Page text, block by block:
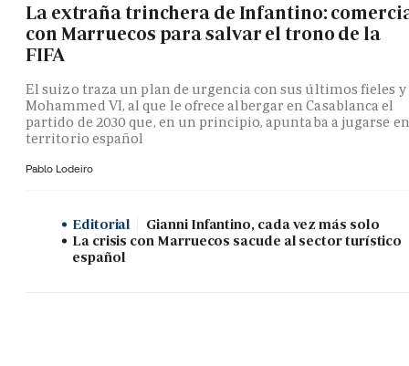
La extraña trinchera de Infantino:
con Marruecos para salvar el trono de la
FIFA
El suizo traza un plan de urgencia con sus últimos fieles y
Mohammed VI, al que le ofrece albergar en Casablanca el
partido de 2030 que, en un principio, apuntaba a jugarse en
territorio español
Pablo Lodeiro
Editorial
Gianni Infantino, cada vez más solo
La crisis con Marruecos sacude al sector turístico
español